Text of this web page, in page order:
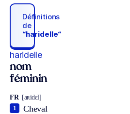
Définitions
de
“haridelle“
haridelle
nom
féminin
FR [aʀidɛl]
Cheval
1